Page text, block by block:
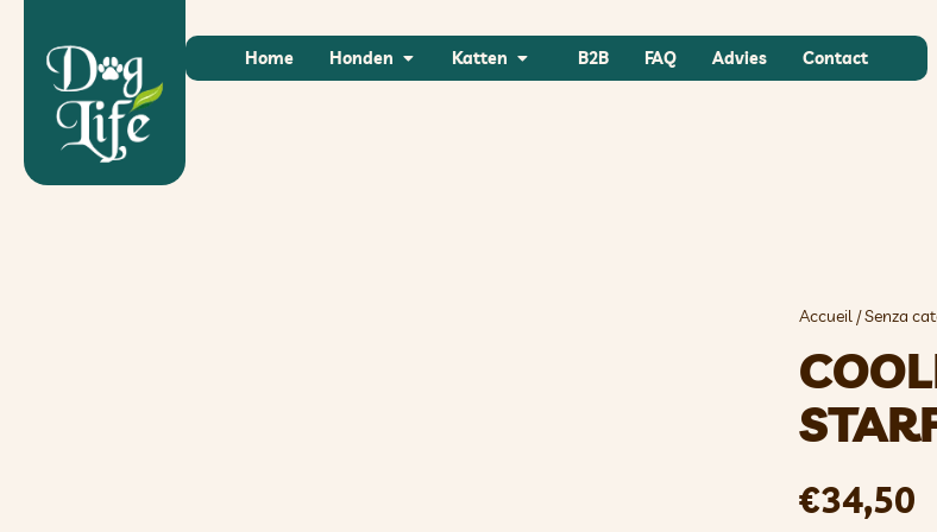
Home Honden Katten B2B FAQ Advies Contact
Accueil /Senza
€34,50